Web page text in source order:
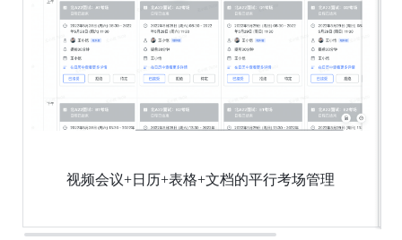
视频会议+日历+表格+文档的平行考场管理